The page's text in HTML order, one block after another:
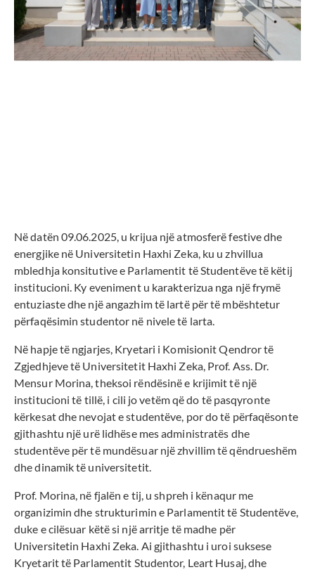
Në datën 09.06.2025, u krijua një atmosferë festive dhe
energjike në Universitetin Haxhi Zeka, ku u zhvillua
mbledhja konsitutive e Parlamentit të Studentëve të këtij
institucioni. Ky eveniment u karakterizua nga një frymë
entuziaste dhe një angazhim të lartë për të mbështetur
përfaqësimin studentor në nivele të larta.
Në hapje të ngjarjes, Kryetari i Komisionit Qendror të
Zgjedhjeve të Universitetit Haxhi Zeka, Prof. Ass. Dr.
Mensur Morina, theksoi rëndësinë e krijimit të një
institucioni të tillë, i cili jo vetëm që do të pasqyronte
kërkesat dhe nevojat e studentëve, por do të përfaqësonte
gjithashtu një urë lidhëse mes administratës dhe
studentëve për të mundësuar një zhvillim të qëndrueshëm
dhe dinamik të universitetit.
Prof. Morina, në fjalën e tij, u shpreh i kënaqur me
organizimin dhe strukturimin e Parlamentit të Studentëve,
duke e cilësuar këtë si një arritje të madhe për
Universitetin Haxhi Zeka. Ai gjithashtu i uroi suksese
Kryetarit të Parlamentit Studentor, Leart Husaj, dhe